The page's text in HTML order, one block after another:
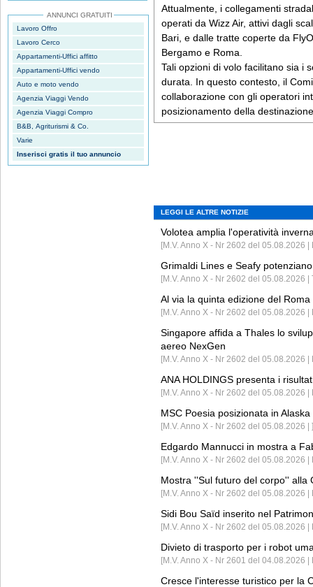
ANNUNCI GRATUITI
Lavoro Offro
Lavoro Cerco
Appartamenti-Uffici affitto
Appartamenti-Uffici vendo
Auto e moto vendo
Agenzia Viaggi Vendo
Agenzia Viaggi Compro
B&B, Agriturismi & Co.
Varie
Inserisci gratis il tuo annuncio
Attualmente, i collegamenti
operati da Wizz Air, attivi dagli
Bari, e dalle tratte coperte da
Bergamo e Roma.
Tali opzioni di volo facilitano sia i
durata. In questo contesto, il
collaborazione con gli operatori
posizionamento della
LEGGI LE ALTRE NOTIZIE
Volotea amplia l'operatività
[M.V. Anno X - Nr 2602 del 05.08.2026 |
Grimaldi Lines e Seafy
[M.V. Anno X - Nr 2602 del 05.08.2026 |
Al via la quinta edizione del
[M.V. Anno X - Nr 2602 del 05.08.2026 |
Singapore affida a Thales lo
aereo NexGen
[M.V. Anno X - Nr 2602 del 05.08.2026
ANA HOLDINGS presenta i
[M.V. Anno X - Nr 2602 del 05.08.2026
MSC Poesia posizionata in
[M.V. Anno X - Nr 2602 del 05.08.2026 | ]
Edgardo Mannucci in mostra a
[M.V. Anno X - Nr 2602 del 05.08.2026 |
Mostra ''Sul futuro del corpo'' alla
[M.V. Anno X - Nr 2602 del 05.08.2026
Sidi Bou Saïd inserito nel
[M.V. Anno X - Nr 2602 del 05.08.2026
Divieto di trasporto per i robot
[M.V. Anno X - Nr 2601 del 04.08.2026
Cresce l'interesse turistico per la